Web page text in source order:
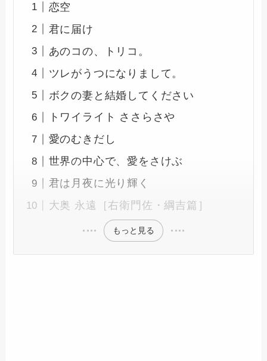
恋空
君に届け
あのコの、トリコ。
ツレがうつになりまして。
ボクの妻と結婚してください
トワイライト ささらさや
愛のむきだし
世界の中心で、愛をさけぶ
君は月夜に光り輝く
大奥 永遠［右衛門佐・綱吉篇］
もっと見る